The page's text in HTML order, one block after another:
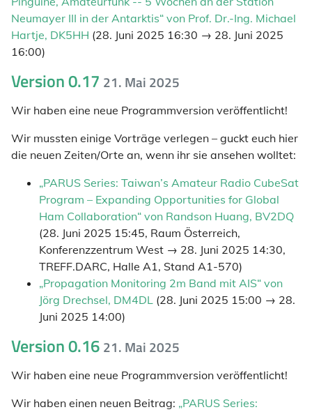
Neumayer III in der Antarktis“ von Prof. Dr.-Ing. Michael
Hartje, DK5HH (28. Juni 2025 16:30 → 28. Juni 2025
16:00)
Version 0.17 21. Mai 2025
Wir haben eine neue Programmversion veröffentlicht!
Wir mussten einige Vorträge verlegen – guckt euch hier
die neuen Zeiten/Orte an, wenn ihr sie ansehen wolltet:
„PARUS Series: Taiwan’s Amateur Radio CubeSat
Program – Expanding Opportunities for Global
Ham Collaboration“ von Randson Huang, BV2DQ
(28. Juni 2025 15:45, Raum Österreich,
Konferenzzentrum West → 28. Juni 2025 14:30,
TREFF.DARC, Halle A1, Stand A1-570)
„Propagation Monitoring 2m Band mit AIS“ von
Jörg Drechsel, DM4DL (28. Juni 2025 15:00 → 28.
Juni 2025 14:00)
Version 0.16 21. Mai 2025
Wir haben eine neue Programmversion veröffentlicht!
Wir haben einen neuen Beitrag: „PARUS Series: